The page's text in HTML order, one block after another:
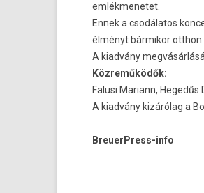
em­lék­menetet.
Ennek a csodálatos
élményt bár­mikor otthon
A kiadvány
Közreműködők:
Falusi Mariann, Hegedűs
A kiadvány kizárólag a
BreuerPress-info